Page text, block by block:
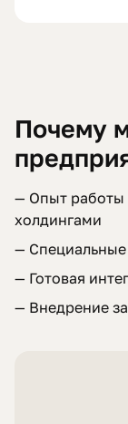
Почему
— Опыт
холдингами
—
— Готовая
— Внедрение